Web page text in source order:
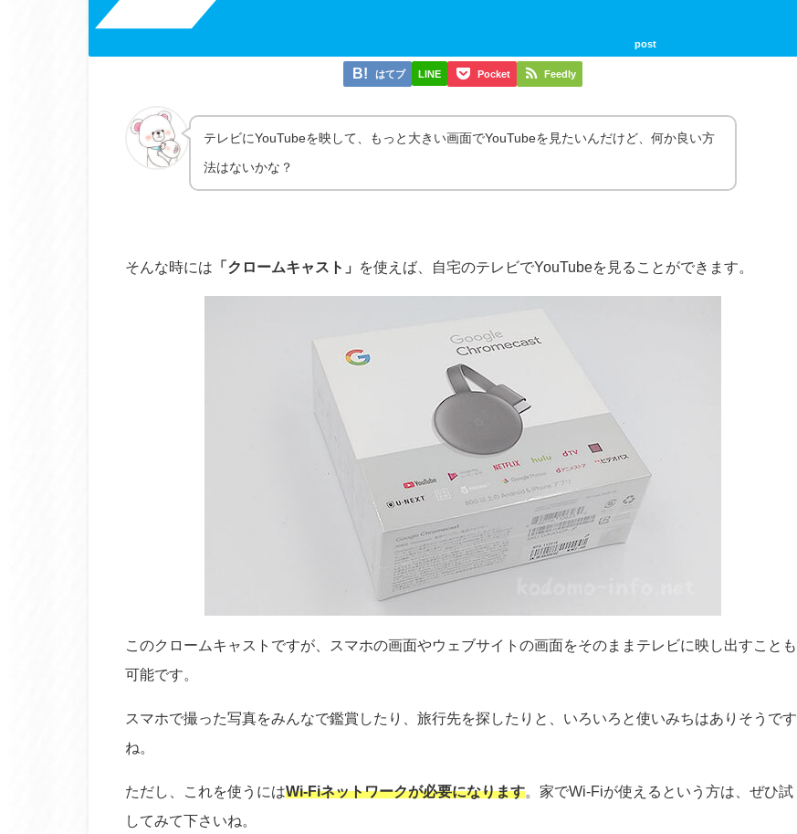
post
はてブ LINE Pocket Feedly
テレビにYouTubeを映して、もっと大きい画面でYouTubeを見たいんだけど、何か良い方
法はないかな？
そんな時には 「クロームキャスト」 を使えば、自宅のテレビでYouTubeを見ることができます。
このクロームキャストですが、スマホの画面やウェブサイトの画面をそのままテレビに映し出すことも
可能です。
スマホで撮った写真をみんなで鑑賞したり、旅行先を探したりと、いろいろと使いみちはありそうです
ね。
ただし、これを使うにはWi-Fiネットワークが必要になります 家でWi-Fiが使えるという方は、ぜひ試
してみて下さいね。